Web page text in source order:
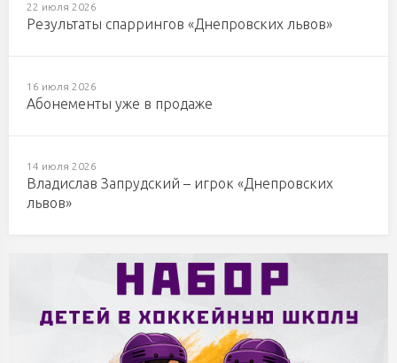
22 июля 2026
Результаты спаррингов «Днепровских львов»
16 июля 2026
Абонементы уже в продаже
14 июля 2026
Владислав Запрудский – игрок «Днепровских
львов»